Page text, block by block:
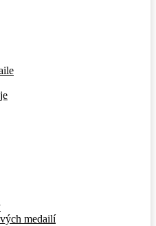
medailí